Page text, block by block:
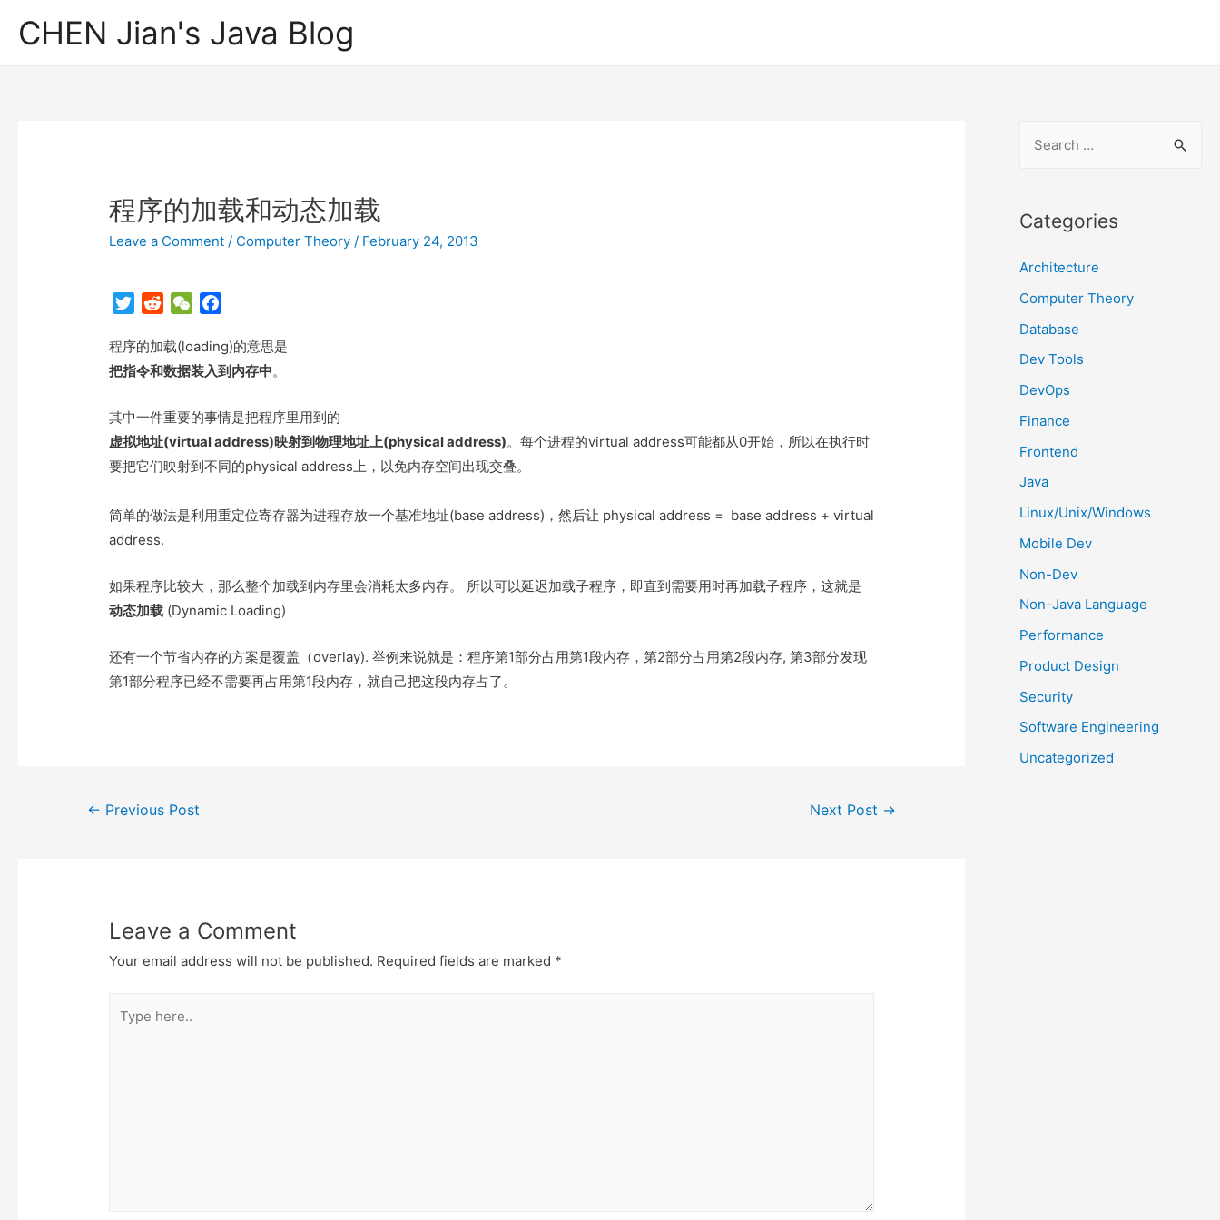
CHEN Jian's Java Blog
程序的加载和动态加载
Leave a Comment / Computer Theory / February 24, 2013
T
i
t
e
r
d
d
t
W
C
h
t
c
e
o
o
k
程序的加载(loading)的意思是
把指令和数据装入到内存中。
其中一件重要的事情是把程序里用到的
虚拟地址(virtual address)映射到物理地址上(physical address)。每个进程的virtual address可能都从0开始，所以在执行时
要把它们映射到不同的physical address上，以免内存空间出现交叠。
简单的做法是利用重定位寄存器为进程存放一个基准地址(base address)，然后让 physical address = base address + virtual
address.
如果程序比较大，那么整个加载到内存里会消耗太多内存。 所以可以延迟加载子程序，即直到需要用时再加载子程序，这就是
动态加载 (Dynamic Loading)
还有一个节省内存的方案是覆盖（overlay). 举例来说就是：程序第1部分占用第1段内存，第2部分占用第2段内存, 第3部分发现
第1部分程序已经不需要再占用第1段内存，就自己把这段内存占了。
Post
← Previous Post Next Post →
Leave a Comment
Your email address will not be published. Required fields are marked *
here..
r
h
f
o
r
Categories
Architecture
Computer Theory
Database
Dev Tools
DevOps
Finance
Frontend
Java
Linux/Unix/Windows
Mobile Dev
Non-Dev
Non-Java Language
Performance
Product Design
Security
Software Engineering
Uncategorized